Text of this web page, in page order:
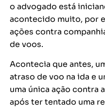
o advogado está
acontecido muito, por
ações contra
de voos.
Acontecia que antes,
atraso de voo na ida e
uma única ação contra
após ter tentado uma